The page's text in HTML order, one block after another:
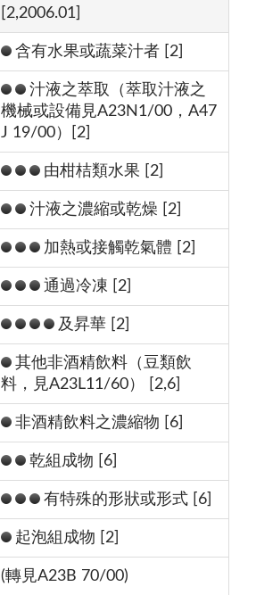
[2,2006.01]
含有水果或蔬菜汁者 [2]
汁液之萃取（萃取汁液之
機械或設備見A23N1/00，A47
J 19/00）[2]
由柑桔類水果 [2]
汁液之濃縮或乾燥 [2]
加熱或接觸乾氣體 [2]
通過冷凍 [2]
及昇華 [2]
其他非酒精飲料（豆類飲
料，見A23L11/60） [2,6]
非酒精飲料之濃縮物 [6]
乾組成物 [6]
有特殊的形狀或形式 [6]
起泡組成物 [2]
(轉見A23B 70/00)